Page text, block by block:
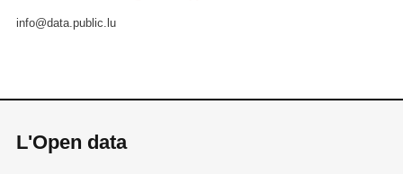
info@data.public.lu
L'Open data